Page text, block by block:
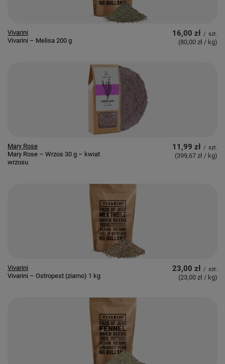
Vivarini
Vivarini – Melisa 200 g
16,00 zł / szt.
(80,00 zł / kg)
Mary Rose
Mary Rose – Wrzos 30 g – kwiat
wrzosu
11,99 zł / szt.
(399,67 zł / kg)
Vivarini
Vivarini – Ostropest (ziarno) 1 kg
23,00 zł / szt.
(23,00 zł / kg)